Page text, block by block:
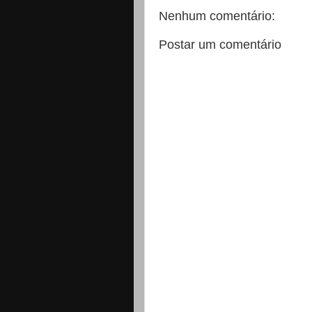
Nenhum comentário:
Postar um comentário